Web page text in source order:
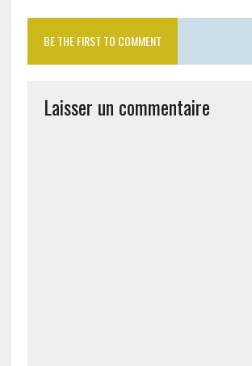
BE THE FIRST TO COMMENT
Laisser un commentaire